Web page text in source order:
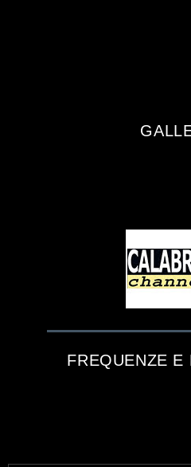
FREQUENZE E